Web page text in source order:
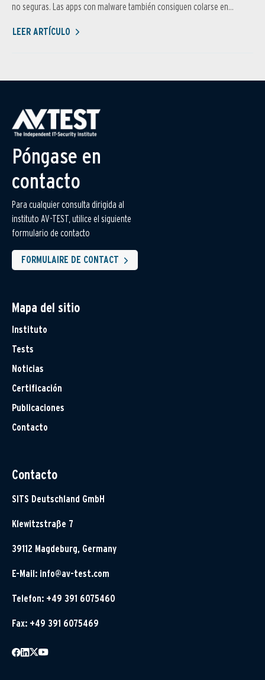
no seguras. Las apps con malware también consiguen colarse en...
LEER ARTÍCULO
Póngase en
contacto
Para cualquier consulta dirigida al
instituto AV-TEST, utilice el siguiente
formulario de contacto
FORMULAIRE DE CONTACT
Mapa del sitio
Instituto
Tests
Noticias
Certificación
Publicaciones
Contacto
Contacto
SITS Deutschland GmbH
Klewitzstraße 7
39112 Magdeburg, Germany
E-Mail: info@av-test.com
Telefon: +49 391 6075460
Fax: +49 391 6075469